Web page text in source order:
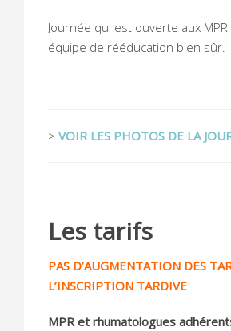
Journée qui est ouverte aux
équipe de rééducation bien sûr.
> VOIR LES PHOTOS DE LA
Les tarifs
PAS D’AUGMENTATION DES
L’INSCRIPTION TARDIVE
MPR et rhumatologues